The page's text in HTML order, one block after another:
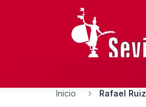
Inicio Rafael Ruiz